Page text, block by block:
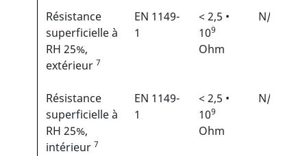
Résistance
superficielle à
RH 25%,
extérieur 7
EN 1149-
1
< 2,5 •
109
Ohm
N/A
Résistance
superficielle à
RH 25%,
intérieur 7
EN 1149-
1
< 2,5 •
109
Ohm
N/A